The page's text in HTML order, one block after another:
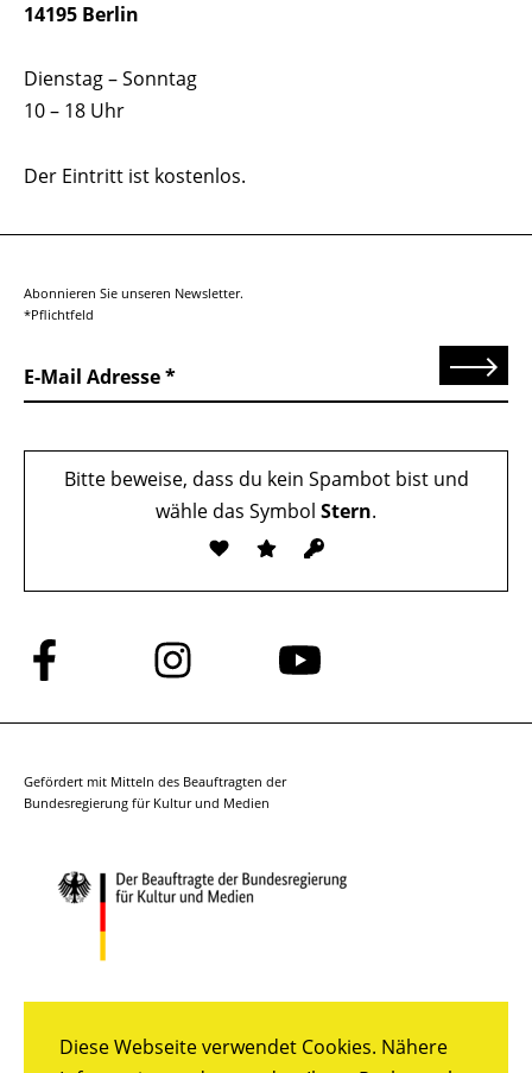
Diese Webseite verwendet Cookies. Nähere
14195 Berlin
Dienstag – Sonntag
10 – 18 Uhr
Der Eintritt ist kostenlos.
Abonnieren Sie unseren Newsletter.
*Pflichtfeld
E-Mail Adresse Senden
Bitte beweise, dass du kein Spambot bist und
wähle das Symbol Stern.
Folge
uns
auf
Folge
uns
auf
Folge
auf
Gefördert mit Mitteln des Beauftragten der
Bundesregierung für Kultur und Medien